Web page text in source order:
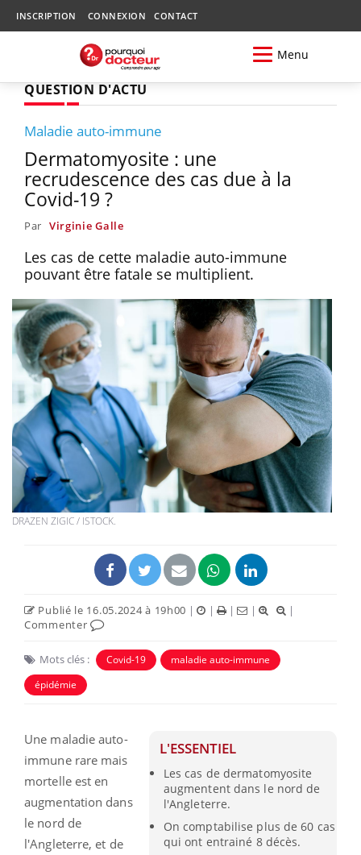
INSCRIPTION CONNEXION CONTACT
Menu
QUESTION D'ACTU
Maladie auto-immune
Dermatomyosite : une
recrudescence des cas due à la
Covid-19 ?
Par Virginie Galle
Les cas de cette maladie auto-immune
pouvant être fatale se multiplient.
DRAZEN ZIGIC / ISTOCK.
Publié le 16.05.2024 à 19h00 | | | |
|
Commenter
Mots clés : Covid-19
maladie auto-immune
épidémie
L'ESSENTIEL
Les cas de dermatomyosite
augmentent dans le nord de
l'Angleterre.
On comptabilise plus de 60 cas
qui ont entrainé 8 décès.
Une maladie auto-
immune rare mais
mortelle est en
augmentation dans
le nord de
l'Angleterre, et de